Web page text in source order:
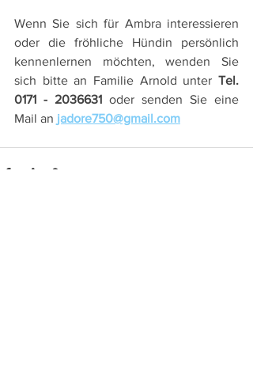
Wenn Sie sich für Ambra interessieren
oder die fröhliche Hündin persönlich
kennenlernen möchten, wenden Sie
sich bitte an Familie Arnold unter Tel.
0171 - 2036631 oder senden Sie eine
Mail an jadore750@gmail.com